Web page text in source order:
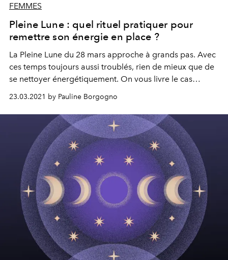
FEMMES
Pleine Lune : quel rituel pratiquer pour
remettre son énergie en place ?
La Pleine Lune du 28 mars approche à grands pas. Avec
ces temps toujours aussi troublés, rien de mieux que de
se nettoyer énergétiquement. On vous livre le cas
Stones Club.
23.03.2021 by Pauline Borgogno